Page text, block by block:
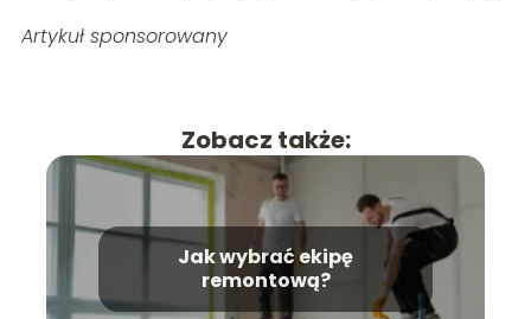
Artykuł sponsorowany
Zobacz także:
Jak wybrać ekipę
remontową?